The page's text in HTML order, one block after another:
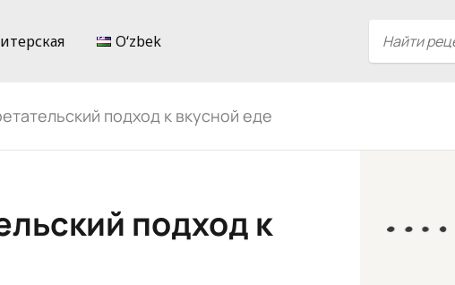
Oʻzbek
подход к вкусной еде
подход к